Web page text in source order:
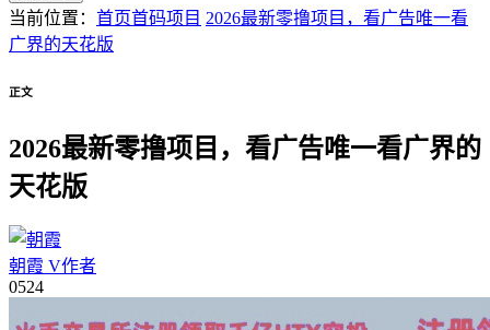
当前位置： 首页首码项目 2026最新零撸项目，看广告唯一看
广界的天花版
正文
2026最新零撸项目，看广告唯一看广界的
天花版
朝霞 V作者
0524